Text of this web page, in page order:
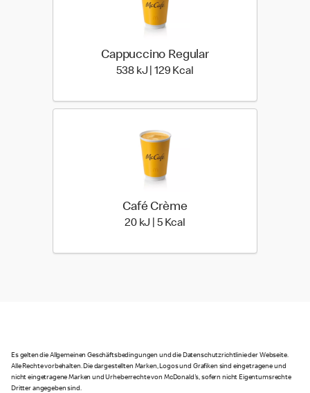
Cappuccino Regular
538 kJ | 129 Kcal
Café Crème
20 kJ | 5 Kcal
Es gelten die Allgemeinen Geschäftsbedingungen und die Datenschutzrichtlinie der Webseite.
Alle Rechte vorbehalten. Die dargestellten Marken, Logos und Grafiken sind eingetragene und
nicht eingetragene Marken und Urheberrechte von McDonald's, sofern nicht Eigentumsrechte
Dritter angegeben sind.